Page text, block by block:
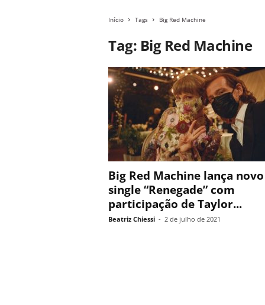
Início Tags Big Red Machine
Tag: Big Red Machine
Big Red Machine lança novo
single “Renegade” com
participação de Taylor...
Beatriz Chiessi - 2 de julho de 2021